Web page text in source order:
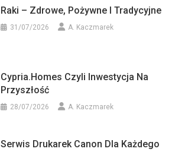
Raki – Zdrowe, Pożywne I Tradycyjne
31/07/2026 A. Kaczmarek
Cypria.homes Czyli Inwestycja Na
Przyszłość
28/07/2026 A. Kaczmarek
Serwis Drukarek Canon Dla Każdego